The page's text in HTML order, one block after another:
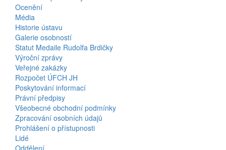
Ocenění
Média
Historie ústavu
Galerie osobností
Statut Medaile Rudolfa Brdičky
Bottom
Menu
About
Us
Výroční zprávy
Veřejné zakázky
Rozpočet ÚFCH JH
Poskytování informací
Právní předpisy
Všeobecné obchodní podmínky
Zpracování osobních údajů
Prohlášení o přístupnosti
Lidé
Oddělení